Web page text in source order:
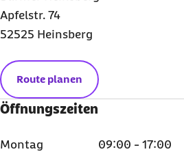
Apfelstr. 74
52525 Heinsberg
Route planen
Öffnungszeiten
Montag
09:00 - 17:00